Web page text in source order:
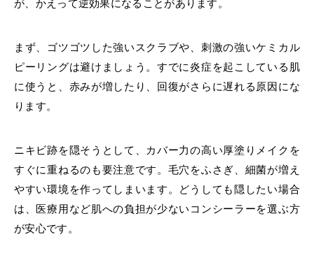
が、かえって逆効果になることがあります。
まず、ゴツゴツした強いスクラブや、刺激の強いケミカル
ピーリングは避けましょう。すでに炎症を起こしている肌
に使うと、赤みが増したり、回復がさらに遅れる原因にな
ります。
ニキビ跡を隠そうとして、カバー力の高い厚塗りメイクを
すぐに重ねるのも要注意です。毛穴をふさぎ、細菌が増え
やすい環境を作ってしまいます。どうしても隠したい場合
は、医療用など肌への負担が少ないコンシーラーを選ぶ方
が安心です。